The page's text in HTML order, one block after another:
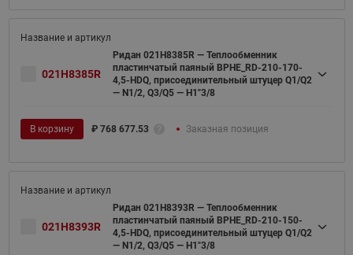
021H8385R
Ридан 021H8385R — Теплообменник
пластинчатый паяный BPHE_RD-210-170-
4,5-HDQ, присоединительный штуцер Q1/Q2
— N1/2, Q3/Q5 — H1"3/8
В корзину ₽ 768 677.53 Заказная позиция
021H8393R
Ридан 021H8393R — Теплообменник
пластинчатый паяный BPHE_RD-210-150-
4,5-HDQ, присоединительный штуцер Q1/Q2
— N1/2, Q3/Q5 — H1"3/8